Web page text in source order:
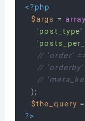
<?php
$args = array
'post_type'
// 'order'
// 'orderby'
//
  );
$the_query =
?>